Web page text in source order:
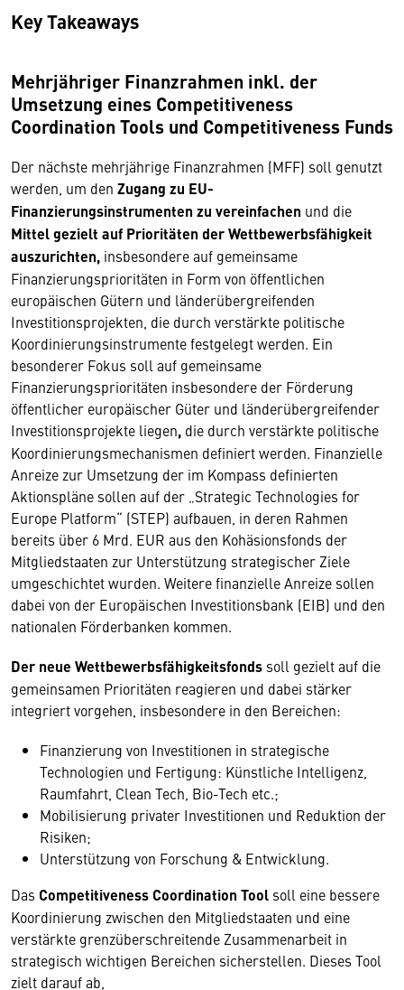
Key Takeaways
Mehrjähriger Finanzrahmen inkl. der
Umsetzung eines Competitiveness
Coordination Tools und Competitiveness Funds
Der nächste mehrjährige Finanzrahmen (MFF) soll genutzt
werden, um den Zugang zu EU-
Finanzierungsinstrumenten zu vereinfachen und die
Mittel gezielt auf Prioritäten der Wettbewerbsfähigkeit
auszurichten, insbesondere auf gemeinsame
Finanzierungsprioritäten in Form von öffentlichen
europäischen Gütern und länderübergreifenden
Investitionsprojekten, die durch verstärkte politische
Koordinierungsinstrumente festgelegt werden. Ein
besonderer Fokus soll auf gemeinsame
Finanzierungsprioritäten insbesondere der Förderung
öffentlicher europäischer Güter und länderübergreifender
Investitionsprojekte liegen, die durch verstärkte politische
Koordinierungsmechanismen definiert werden. Finanzielle
Anreize zur Umsetzung der im Kompass definierten
Aktionspläne sollen auf der „Strategic Technologies for
Europe Platform“ (STEP) aufbauen, in deren Rahmen
bereits über 6 Mrd. EUR aus den Kohäsionsfonds der
Mitgliedstaaten zur Unterstützung strategischer Ziele
umgeschichtet wurden. Weitere finanzielle Anreize sollen
dabei von der Europäischen Investitionsbank (EIB) und den
nationalen Förderbanken kommen.
Der neue Wettbewerbsfähigkeitsfonds soll gezielt auf die
gemeinsamen Prioritäten reagieren und dabei stärker
integriert vorgehen, insbesondere in den Bereichen:
Finanzierung von Investitionen in strategische
Technologien und Fertigung: Künstliche Intelligenz,
Raumfahrt, Clean Tech, Bio-Tech etc.;
Mobilisierung privater Investitionen und Reduktion der
Risiken;
Unterstützung von Forschung & Entwicklung.
Das Competitiveness Coordination Tool soll eine bessere
Koordinierung zwischen den Mitgliedstaaten und eine
verstärkte grenzüberschreitende Zusammenarbeit in
strategisch wichtigen Bereichen sicherstellen. Dieses Tool
zielt darauf ab,